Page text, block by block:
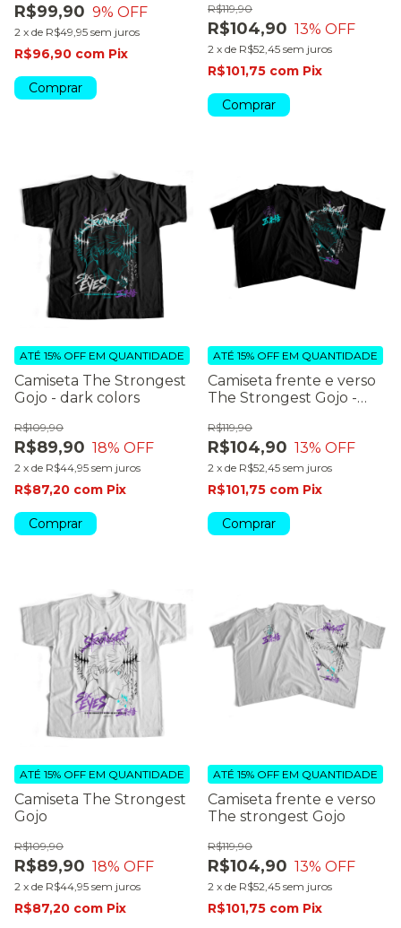
R$99,90 9% OFF
2 x de R$49,95 sem juros
R$96,90 com Pix
Comprar
R$104,90
R$119,90
13% OFF
2 x de R$52,45 sem juros
R$101,75 com Pix
Comprar
Camiseta The Strongest
Gojo - dark colors
R$89,90
R$109,90
18% OFF
2 x de R$44,95 sem juros
ATÉ 15% OFF EM QUANTIDADE
R$87,20 com Pix
Comprar
Camiseta frente e verso
The Strongest Gojo -
R$104,90
R$119,90
13% OFF
2 x de R$52,45 sem juros
ATÉ 15% OFF EM QUANTIDADE
R$101,75 com Pix
Comprar
Camiseta The Strongest
Gojo
R$89,90
R$109,90
18% OFF
2 x de R$44,95 sem juros
ATÉ 15% OFF EM QUANTIDADE
R$87,20 com Pix
Camiseta frente e verso
The strongest Gojo
R$104,90
R$119,90
13% OFF
2 x de R$52,45 sem juros
ATÉ 15% OFF EM QUANTIDADE
R$101,75 com Pix